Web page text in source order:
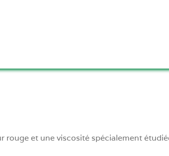
rouge et une viscosité spécialement